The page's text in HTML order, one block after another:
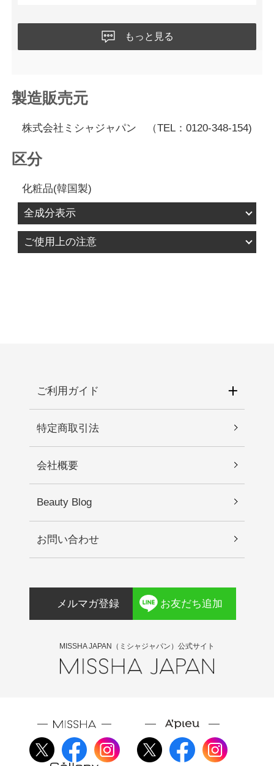
もっと見る
製造販売元
株式会社ミシャジャパン （TEL：0120-348-154)
区分
化粧品(韓国製)
全成分表示
水、グリセリン、ＢＧ、ナイアシンアミド、ペン
チレングリコール、ベタイン、トレハロース、
タミン、カミメボウキ葉エキス、ヒアルロン酸Ｎ
ａ、アラントイン、ＥＤＴＡ－２Ｎａ、メリアア
ザジラクタ葉エキス、リモネン、ダイズ種子エキ
ス、アスコルビン酸、サンゴモエキス、ラベンダ
解コラーゲン、ラクトビオン酸、グリセリルグル
コシド、オレンジ果皮油、グレープフルーツ果皮
油、トリ（カプリル酸／カプリン酸）グリセリ
リペプチド－５、カプリリルグリコール、ヒアル
ロン酸、アセチルヘキサペプチド－８、フラーレ
ロン酸、ＤＰＧ、コレステロール、キトサン、ア
スコルビルグルコシド
ご使用上の注意
肌に直射日光が当たって上記のような異常が現れ
位には使わないでください。3.目に入らないように
注意し、入った時は、すぐに充分に洗い流してく
ださい。4.保管及び取り扱い上の注意 1)直射日光
の当たる場所、極端な高温・低温の場所を避けて
保管してください。 2)乳幼児の手が届かない場所
に保管してください。
ご利用ガイド
特定商取引法
会社概要
Beauty Blog
お問い合わせ
メルマガ登録 お友だち追加
MISSHA JAPAN（ミシャジャパン）公式サイト